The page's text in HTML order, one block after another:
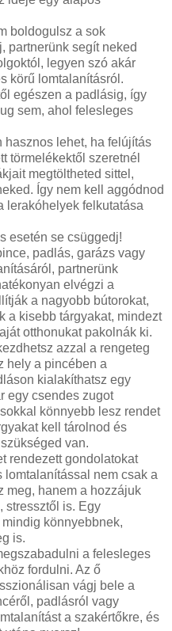
boldogulsz a sok
partnerünk segít neked
legyen szó akár
körű lomtalanításról.
egészen a padlásig, így
sem, ahol felesleges
hasznos lehet, ha felújítás
törmelékektől szeretnél
megtöltheted sittel,
Így nem kell aggódnod
lerakóhelyek felkutatása
esetén se csüggedj!
padlás, garázs vagy
partnerünk
elvégzi a
a nagyobb bútorokat,
a kisebb tárgyakat, mindezt
otthonukat pakolnák ki.
azzal a rengeteg
hely a pincében a
kialakíthatsz egy
egy csendes zugot
könnyebb lesz rendet
kell tárolnod és
van.
rendezett gondolatokat
lomtalanítással nem csak a
meg, hanem a hozzájuk
stressztől is. Egy
könnyebbnek,
is.
a felesleges
fordulni. Az ő
vágj bele a
padlásról vagy
a szakértőkre, és